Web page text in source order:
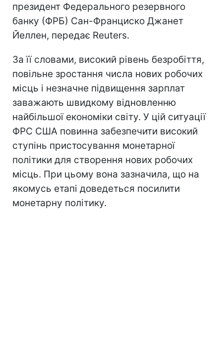
президент Федерального резервного
банку (ФРБ) Сан-Франциско Джанет
Йеллен, передає Reuters.
За її словами, високий рівень безробіття,
повільне зростання числа нових робочих
місць і незначне підвищення зарплат
заважають швидкому відновленню
найбільшої економіки світу. У цій ситуації
ФРС США повинна забезпечити високий
ступінь пристосування монетарної
політики для створення нових робочих
місць. При цьому вона зазначила, що на
якомусь етапі доведеться посилити
монетарну політику.